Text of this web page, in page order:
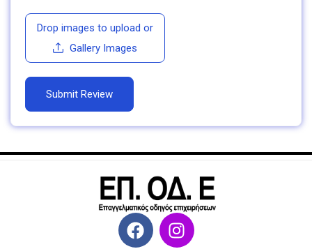
Drop images to upload or
Gallery Images